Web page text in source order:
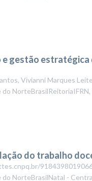
gestão estratégica
Vivianni Marques
do NorteBrasilReitoriaIFRN,
do trabalho
do NorteBrasilNatal -